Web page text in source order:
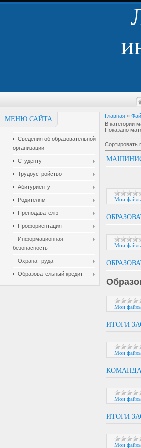
МЕНЮ САЙТА
Сведения об образовательной
организации
Студенту
Трудоустройство
Абитуриенту
Родителям
Преподавателю
Профориентация
Информационная
безопасность
Охрана труда
Образовательный кредит
Главная »
В категории
Показано
Сортировать
Мои
Мои
Мои
ИТОГИ
Мои
КОМАНДА
Мои
ИТОГИ
Мои